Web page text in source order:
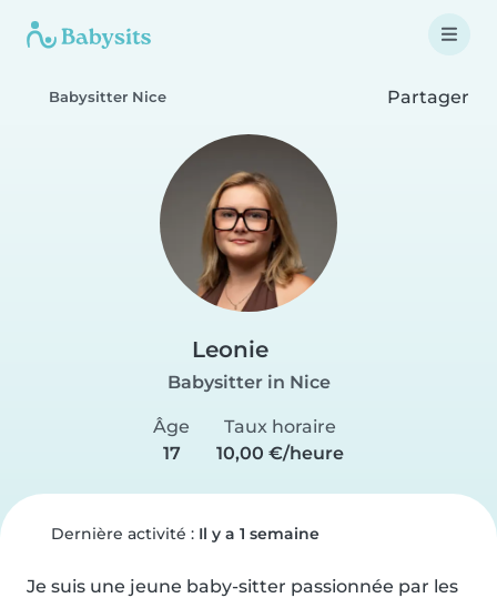
Babysitter Nice Partager
Leonie
Babysitter in Nice
Âge
17
Taux horaire
10,00 €/heure
Dernière activité : Il y a 1 semaine
Je suis une jeune baby-sitter passionnée par les